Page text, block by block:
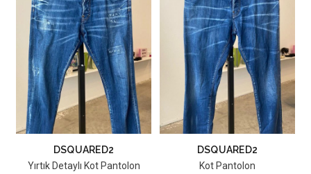
DSQUARED2
Yırtık Detaylı Kot Pantolon
DSQUARED2
Kot Pantolon